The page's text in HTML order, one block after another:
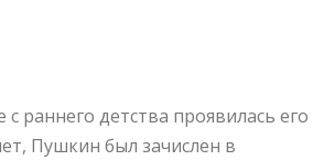
раннего детства проявилась его
Пушкин был зачислен в